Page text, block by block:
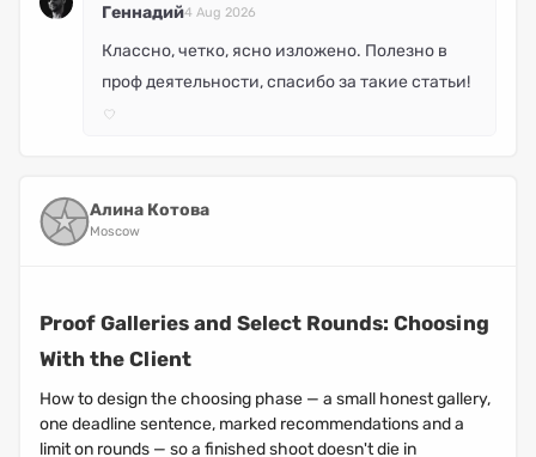
Геннадий4 Aug 2026
Классно, четко, ясно изложено. Полезно в
проф деятельности, спасибо за такие статьи!
Алина Котова
Moscow
Proof Galleries and Select Rounds: Choosing
With the Client
How to design the choosing phase — a small honest gallery,
one deadline sentence, marked recommendations and a
limit on rounds — so a finished shoot doesn't die in